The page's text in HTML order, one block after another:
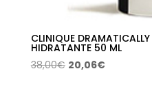
CLINIQUE DRAMATICALLY
HIDRATANTE 50 ML
38,00€ El
20,06€El